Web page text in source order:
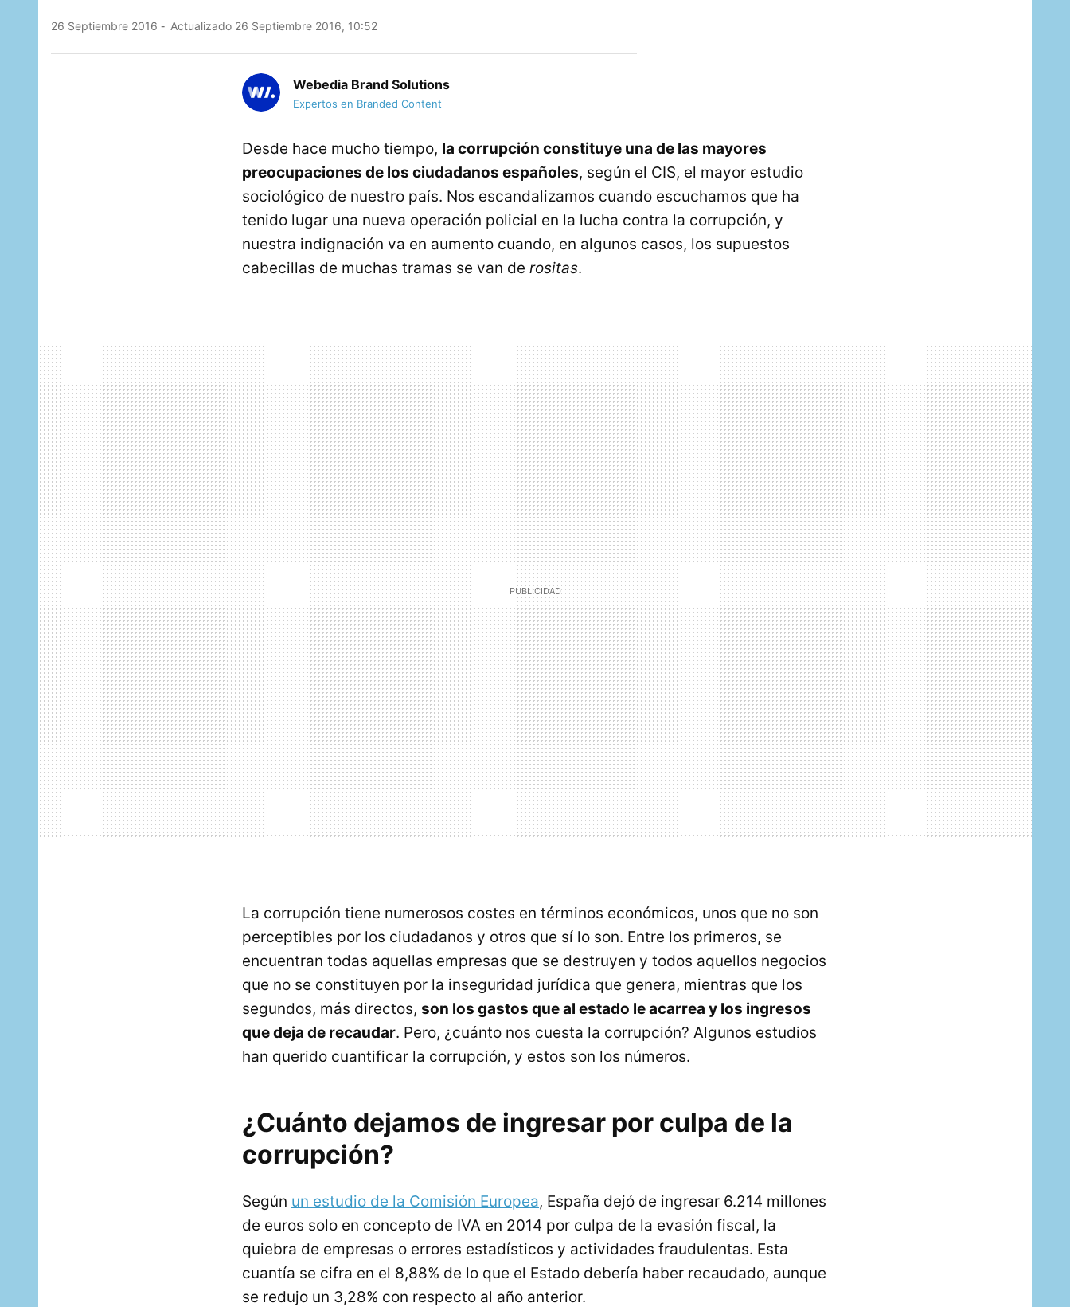
26 Septiembre 2016 Actualizado 26 Septiembre 2016, 10:52
Webedia Brand Solutions
Expertos en Branded Content
Desde hace mucho tiempo, la corrupción constituye una de las mayores
preocupaciones de los ciudadanos españoles, según el CIS, el mayor estudio
sociológico de nuestro país. Nos escandalizamos cuando escuchamos que ha
tenido lugar una nueva operación policial en la lucha contra la corrupción, y
nuestra indignación va en aumento cuando, en algunos casos, los supuestos
cabecillas de muchas tramas se van de rositas.
La corrupción tiene numerosos costes en términos económicos, unos que no son
perceptibles por los ciudadanos y otros que sí lo son. Entre los primeros, se
encuentran todas aquellas empresas que se destruyen y todos aquellos negocios
que no se constituyen por la inseguridad jurídica que genera, mientras que los
segundos, más directos, son los gastos que al estado le acarrea y los ingresos
que deja de recaudar. Pero, ¿cuánto nos cuesta la corrupción? Algunos estudios
han querido cuantificar la corrupción, y estos son los números.
¿Cuánto dejamos de ingresar por culpa de la
corrupción?
Según un estudio de la Comisión Europea, España dejó de ingresar 6.214 millones
de euros solo en concepto de IVA en 2014 por culpa de la evasión fiscal, la
quiebra de empresas o errores estadísticos y actividades fraudulentas. Esta
cuantía se cifra en el 8,88% de lo que el Estado debería haber recaudado, aunque
se redujo un 3,28% con respecto al año anterior.